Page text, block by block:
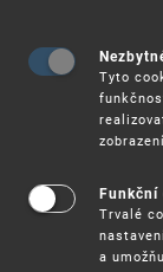
Tyto
Funkční
Trvalé
a